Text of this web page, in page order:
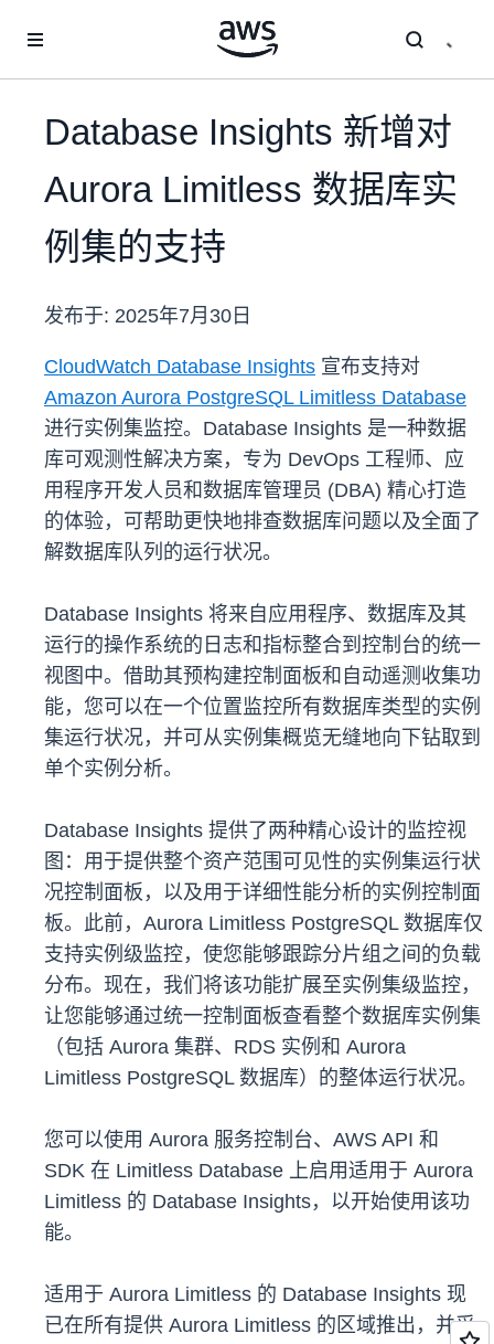
Database Insights 新增对
Aurora Limitless 数据库实
例集的支持
发布于: 2025年7月30日
CloudWatch Database Insights 宣布支持对
Amazon Aurora PostgreSQL Limitless Database
进行实例集监控。Database Insights 是一种数据
库可观测性解决方案，专为 DevOps 工程师、应
用程序开发人员和数据库管理员 (DBA) 精心打造
的体验，可帮助更快地排查数据库问题以及全面了
解数据库队列的运行状况。
Database Insights 将来自应用程序、数据库及其
运行的操作系统的日志和指标整合到控制台的统一
视图中。借助其预构建控制面板和自动遥测收集功
能，您可以在一个位置监控所有数据库类型的实例
集运行状况，并可从实例集概览无缝地向下钻取到
单个实例分析。
Database Insights 提供了两种精心设计的监控视
图：用于提供整个资产范围可见性的实例集运行状
况控制面板，以及用于详细性能分析的实例控制面
板。此前，Aurora Limitless PostgreSQL 数据库仅
支持实例级监控，使您能够跟踪分片组之间的负载
分布。现在，我们将该功能扩展至实例集级监控，
让您能够通过统一控制面板查看整个数据库实例集
（包括 Aurora 集群、RDS 实例和 Aurora
Limitless PostgreSQL 数据库）的整体运行状况。
您可以使用 Aurora 服务控制台、AWS API 和
SDK 在 Limitless Database 上启用适用于 Aurora
Limitless 的 Database Insights，以开始使用该功
能。
适用于 Aurora Limitless 的 Database Insights 现
已在所有提供 Aurora Limitless 的区域推出，并采